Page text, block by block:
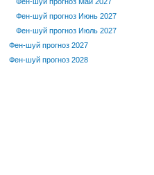
Фен-шуй прогноз Июнь 2027
Фен-шуй прогноз Июль 2027
Фен-шуй прогноз 2027
Фен-шуй прогноз 2028